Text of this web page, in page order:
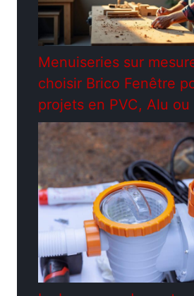
Menuiseries sur
choisir Brico Fenêtre
projets en PVC, Alu ou